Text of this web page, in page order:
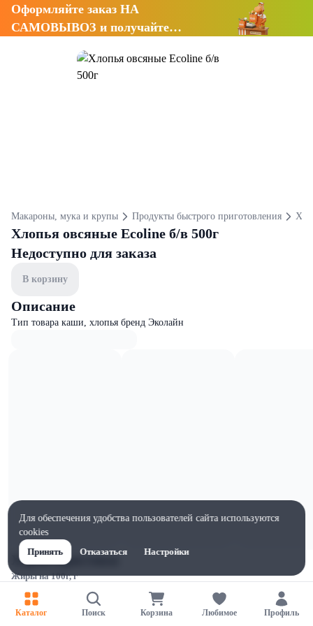
Оформляйте заказ НА
САМОВЫВОЗ и получайте
Макароны, мука и крупы Продукты быстрого приготовления
Хлопья овсяные Ecoline б/в 500г
Недоступно для заказа
В корзину
Описание
Тип товара каши, хлопья бренд Эколайн
Характеристики
Жиры на 100г, г
Ширина, мм
Каталог Поиск Корзина Любимое Профиль
Для обеспечения удобства пользователей сайта используются
cookies
Принять
Отказаться Настройки